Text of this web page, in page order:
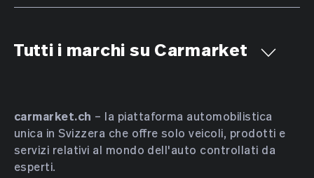
Tutti i marchi su Carmarket
Aston Martin
Audi Bentley BMW
Bucher
Bugatti
BYD Cadillac Chevrolet
Chrysler
Citroën
Cupra Dacia Daewoo
Daihatsu
carmarket.ch – la piattaforma automobilistica
unica in Svizzera che offre solo veicoli, prodotti e
servizi relativi al mondo dell'auto controllati da
esperti.